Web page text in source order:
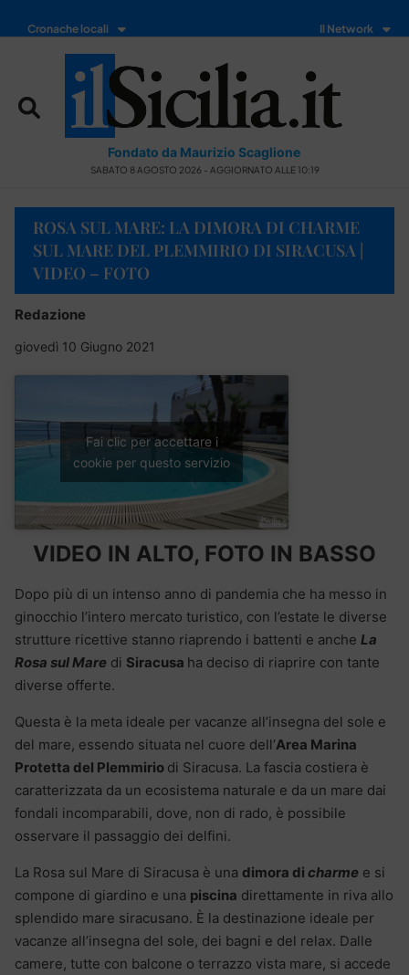
Cronache locali Il Network
Fondato da Maurizio Scaglione
SABATO 8 AGOSTO 2026 - AGGIORNATO ALLE 10:19
ROSA SUL MARE: LA DIMORA DI CHARME
SUL MARE DEL PLEMMIRIO DI SIRACUSA |
VIDEO – FOTO
Redazione
giovedì 10 Giugno 2021
Fai clic per accettare i
cookie per questo servizio
VIDEO IN ALTO, FOTO IN BASSO
Dopo più di un intenso anno di pandemia che ha messo in
ginocchio l’intero mercato turistico, con l’estate le diverse
strutture ricettive stanno riaprendo i battenti e anche La
Rosa sul Mare di Siracusa ha deciso di riaprire con tante
diverse offerte.
Questa è la meta ideale per vacanze all’insegna del sole e
del mare, essendo situata nel cuore dell’Area Marina
Protetta del Plemmirio di Siracusa. La fascia costiera è
caratterizzata da un ecosistema naturale e da un mare dai
fondali incomparabili, dove, non di rado, è possibile
osservare il passaggio dei delfini.
La Rosa sul Mare di Siracusa è una dimora di charme e si
compone di giardino e una piscina direttamente in riva allo
splendido mare siracusano. È la destinazione ideale per
vacanze all’insegna del sole, dei bagni e del relax. Dalle
camere, tutte con balcone o terrazzo vista mare, si accede